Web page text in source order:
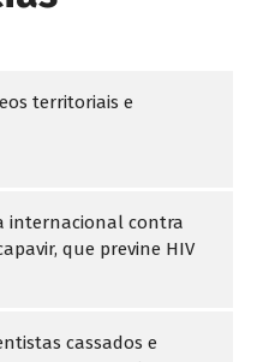
territoriais e
internacional contra
que previne HIV
cassados e